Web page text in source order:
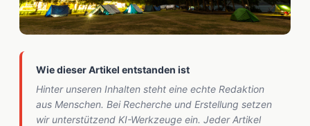
Wie dieser Artikel entstanden ist
Hinter unseren Inhalten steht eine echte Redaktion
aus Menschen. Bei Recherche und Erstellung setzen
wir unterstützend KI-Werkzeuge ein. Jeder Artikel